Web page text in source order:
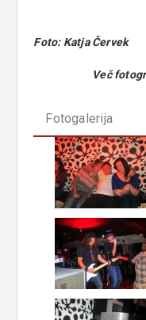
Foto: Katja Červek
Več
Fotogalerija